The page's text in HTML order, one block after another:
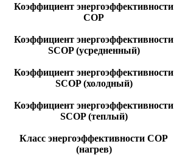
Коэффициент энергоэффективности
COP
Коэффициент энергоэффективности
SCOP (усредненный)
Коэффициент энергоэффективности
SCOP (холодный)
Коэффициент энергоэффективности
SCOP (теплый)
Класс энергоэффективности COP
(нагрев)